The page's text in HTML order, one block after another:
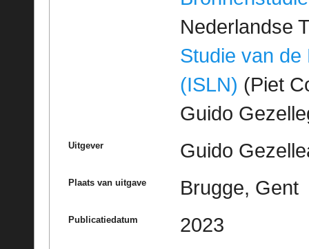
Nederlandse
Studie van de
(ISLN) (Piet
Guido
Uitgever Guido
Plaats van uitgave Brugge, Gent
Publicatiedatum 2023